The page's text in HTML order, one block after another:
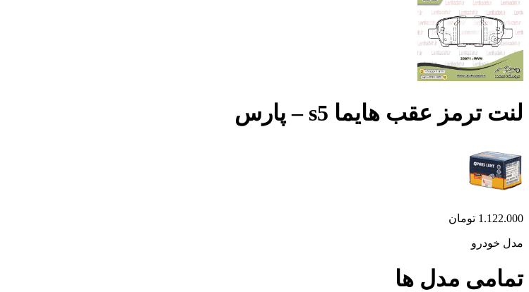
لنت ترمز عقب هایما s5 – پارس
1.122.000 تومان
مدل خودرو
تمامی مدل ها